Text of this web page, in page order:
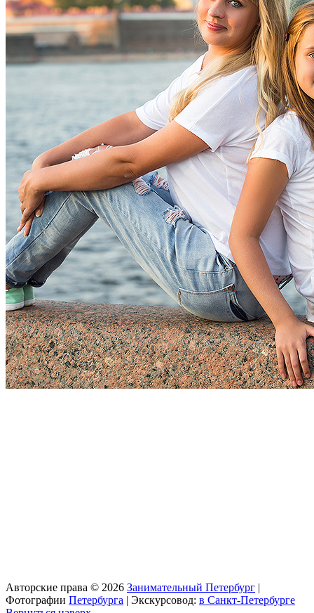
Авторские права © 2026 Занимательный Петербург |
Фотографии Петербурга | Экскурсовод: в Санкт-Петербурге